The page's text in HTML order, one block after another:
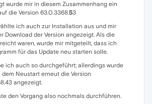
wurde mir in diesem Zusammenhang ein
die Version 63.0.3368.53
ich auch zur Installation aus und mir
Download der Version angezeigt. Als die
waren, wurde mir mitgeteilt, dass ich
für das Update neu starten solle.
ich auch so durchgeführt; allerdings wurde
dem Neustart erneut die Version
angezeigt.
den Vorgang also nochmals durchführen.